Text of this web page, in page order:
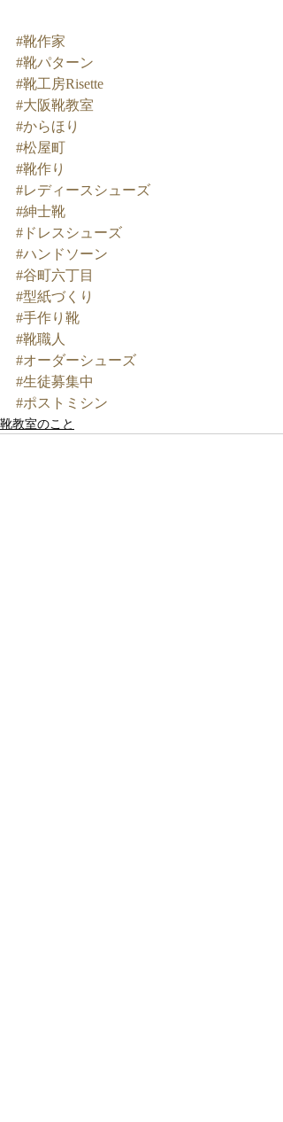
#靴作家
#靴パターン
#靴工房Risette
#大阪靴教室
#からほり
#松屋町
#靴作り
#レディースシューズ
#紳士靴
#ドレスシューズ
#ハンドソーン
#谷町六丁目
#型紙づくり
#手作り靴
#靴職人
#オーダーシューズ
#生徒募集中
#ポストミシン
靴教室のこと